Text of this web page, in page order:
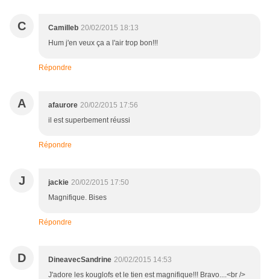
C Camilleb 20/02/2015 18:13
Hum j'en veux ça a l'air trop bon!!!
Répondre
A afaurore 20/02/2015 17:56
il est superbement réussi
Répondre
J jackie 20/02/2015 17:50
Magnifique. Bises
Répondre
D DineavecSandrine 20/02/2015 14:53
J'adore les kouglofs et le tien est magnifique!!! Bravo....<br />